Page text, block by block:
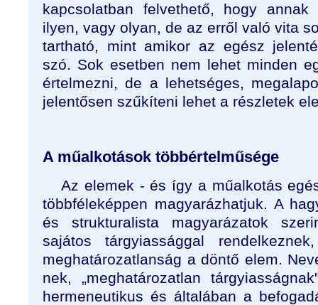
kapcsolatban felvethető, hogy
ilyen, vagy olyan, de az erről való vita
tartható, mint amikor az egész
szó. Sok esetben nem lehet minden
értelmezni, de a lehetséges,
jelentősen szűkíteni lehet a részletek
A műalkotások többértelműsége
Az elemek - és így a műalkotás
többféleképpen magyarázhatjuk. A
és strukturalista magyarázatok
sajátos tárgyiassággal
meghatározatlanság a döntő elem.
nek, „meghatározatlan
hermeneutikus és általában a